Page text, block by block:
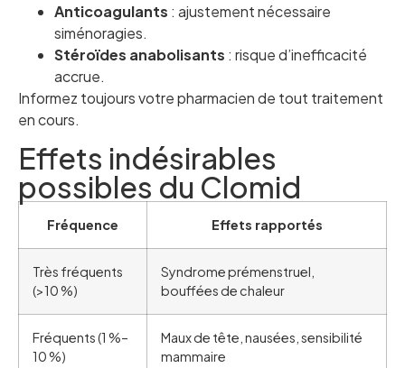
Anticoagulants : ajustement nécessaire
siménoragies.
Stéroïdes anabolisants : risque d’inefficacité
accrue.
Informez toujours votre pharmacien de tout traitement
en cours.
Effets indésirables
possibles du Clomid
Fréquence Effets rapportés
Très fréquents
(>10 %)
Syndrome prémenstruel,
bouffées de chaleur
Fréquents (1 %–
10 %)
Maux de tête, nausées, sensibilité
mammaire